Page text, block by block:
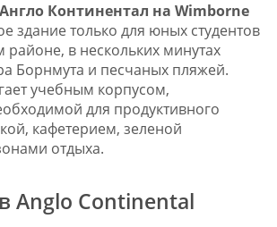
Континентал на Wimborne
здание только для юных студентов
в нескольких минутах
Борнмута и песчаных пляжей.
учебным корпусом,
для продуктивного
кафетерием, зеленой
отдыха.
Anglo Continental